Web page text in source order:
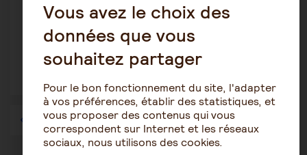
Aidant familial étranger .
1 … 37 38 39 40 41 42 43 …
Vous avez le choix des
données que vous
souhaitez partager
Pour le bon fonctionnement du site, l'adapter
à vos préférences, établir des statistiques, et
vous proposer des contenus qui vous
correspondent sur Internet et les réseaux
sociaux, nous utilisons des cookies.